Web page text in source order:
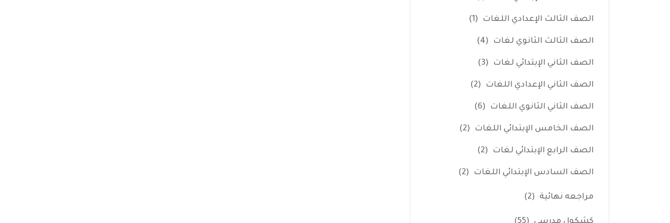
الصف الثالث الإعدادي اللغات (1)
الصف الثالث الثانوي لغات (4)
الصف الثاني الإبتدائي لغات (3)
الصف الثاني الإعدادي اللغات (2)
الصف الثاني الثانوي اللغات (6)
الصف الخامس الإبتدائي اللغات (2)
الصف الرابع الإبتدائي لغات (2)
الصف السادس الإبتدائي اللغات (2)
مراجعه نهائية (2)